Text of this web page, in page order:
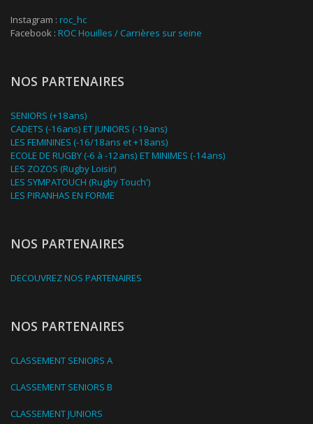
Instagram : roc_hc
Facebook : ROC Houilles / Carrières sur seine
NOS PARTENAIRES
SENIORS (+18ans)
CADETS (-16ans) ET JUNIORS (-19ans)
LES FEMININES (-16/18ans et +18ans)
ECOLE DE RUGBY (-6 à -12ans) ET MINIMES (-14ans)
LES ZOZOS (Rugby Loisir)
LES SYMPATOUCH (Rugby Touch')
LES PIRANHAS EN FORME
NOS PARTENAIRES
DECOUVREZ NOS PARTENAIRES
NOS PARTENAIRES
CLASSEMENT SENIORS A
CLASSEMENT SENIORS B
CLASSEMENT JUNIORS